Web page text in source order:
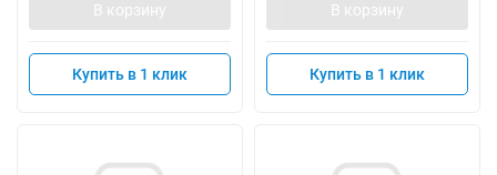
В корзину
Купить в 1 клик
В корзину
Купить в 1 клик